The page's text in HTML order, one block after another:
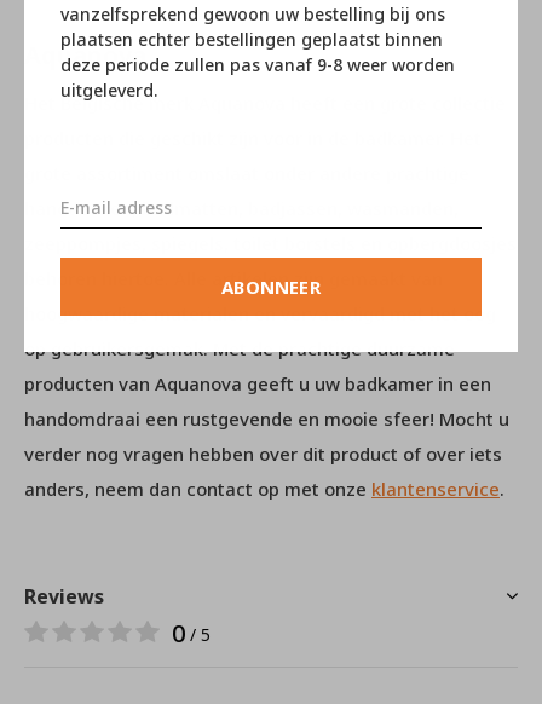
vanzelfsprekend gewoon uw bestelling bij ons
plaatsen echter bestellingen geplaatst binnen
deze periode zullen pas vanaf 9-8 weer worden
uitgeleverd.
ABONNEER
Aquanova
Het Belgische merk Aquanova heeft een grote collectie
handdoeken, badmatten, badjassen, wasmanden,
behoren hiertoe. Alle artikelen zijn gemaakt van
hoogwaardige materialen en vervaardigd met het oog
op gebruikersgemak. Met de prachtige duurzame
producten van Aquanova geeft u uw badkamer in een
handomdraai een rustgevende en mooie sfeer! Mocht u
verder nog vragen hebben over dit product of over iets
anders, neem dan contact op met onze klantenservice.
Reviews
0 / 5